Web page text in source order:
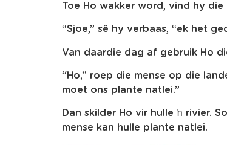
Toe Ho wakker word, vind hy
“Sjoe,” sê hy verbaas, “ek het
Van daardie dag af gebruik Ho
“Ho,” roep die mense op die
moet ons plante natlei.”
Dan skilder Ho vir hulle ŉ rivier.
mense kan hulle plante natlei.